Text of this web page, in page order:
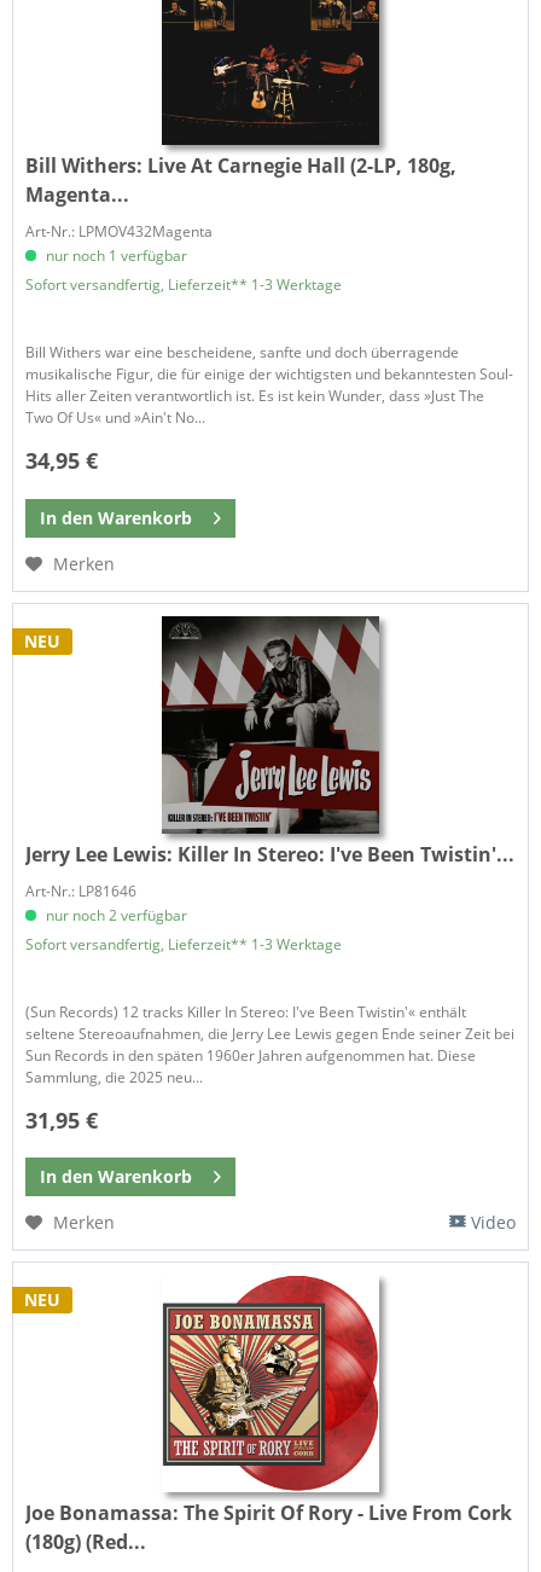
Bill Withers: Live At Carnegie Hall (2-LP, 180g,
Magenta...
Art-Nr.: LPMOV432Magenta
nur noch 1 verfügbar
Sofort versandfertig, Lieferzeit** 1-3 Werktage
Bill Withers war eine bescheidene, sanfte und doch überragende
musikalische Figur, die für einige der wichtigsten und bekanntesten Soul-
Hits aller Zeiten verantwortlich ist. Es ist kein Wunder, dass »Just The
Two Of Us« und »Ain't No...
34,95 €
In den Warenkorb
Merken
NEU
Jerry Lee Lewis: Killer In Stereo: I've Been Twistin'...
Art-Nr.: LP81646
nur noch 2 verfügbar
Sofort versandfertig, Lieferzeit** 1-3 Werktage
(Sun Records) 12 tracks Killer In Stereo: I've Been Twistin'« enthält
seltene Stereoaufnahmen, die Jerry Lee Lewis gegen Ende seiner Zeit bei
Sun Records in den späten 1960er Jahren aufgenommen hat. Diese
Sammlung, die 2025 neu...
31,95 €
In den Warenkorb
Merken
Video
NEU
Joe Bonamassa:The Spirit Of Rory - Live From Cork
(180g) (Red...